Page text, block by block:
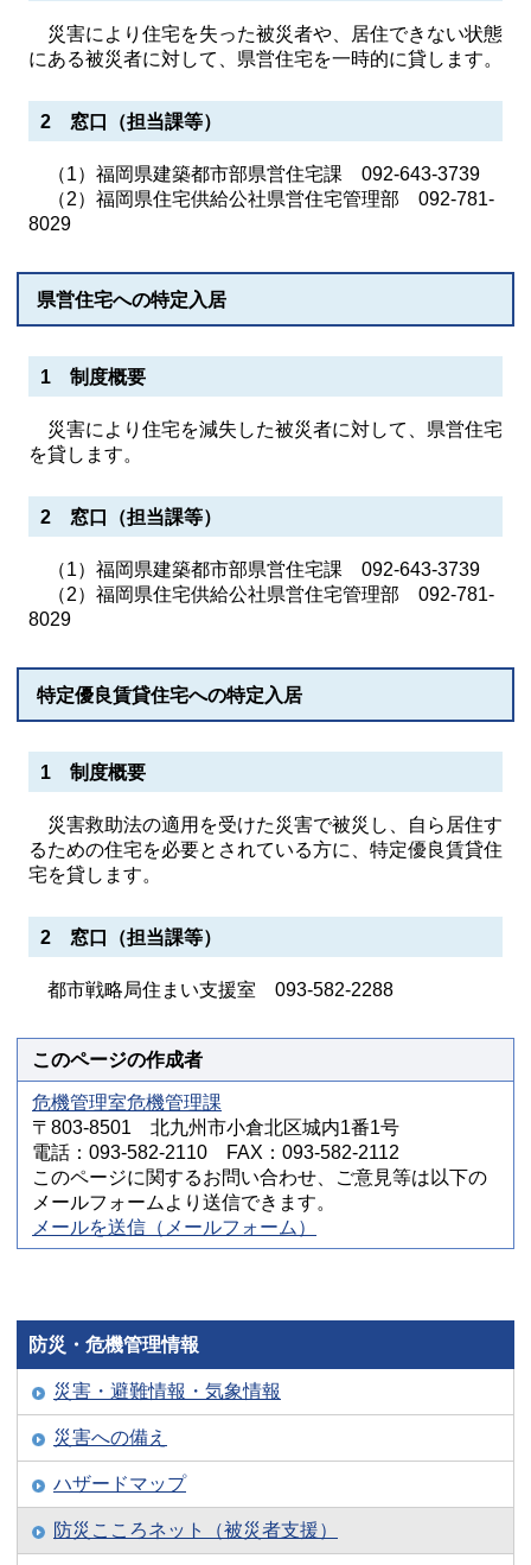
災害により住宅を失った被災者や、居住できない状態
にある被災者に対して、県営住宅を一時的に貸します。
2 窓口（担当課等）
（1）福岡県建築都市部県営住宅課 092-643-3739
（2）福岡県住宅供給公社県営住宅管理部 092-781-
8029
県営住宅への特定入居
1 制度概要
災害により住宅を減失した被災者に対して、県営住宅
を貸します。
2 窓口（担当課等）
（1）福岡県建築都市部県営住宅課 092-643-3739
（2）福岡県住宅供給公社県営住宅管理部 092-781-
8029
特定優良賃貸住宅への特定入居
1 制度概要
災害救助法の適用を受けた災害で被災し、自ら居住す
るための住宅を必要とされている方に、特定優良賃貸住
宅を貸します。
2 窓口（担当課等）
都市戦略局住まい支援室 093-582-2288
このページの作成者
危機管理室危機管理課
〒803-8501 北九州市小倉北区城内1番1号
電話：093-582-2110 FAX：093-582-2112
このページに関するお問い合わせ、ご意見等は以下の
メールフォームより送信できます。
メールを送信（メールフォーム）
防災・危機管理情報
災害・避難情報・気象情報
災害への備え
ハザードマップ
防災こころネット（被災者支援）